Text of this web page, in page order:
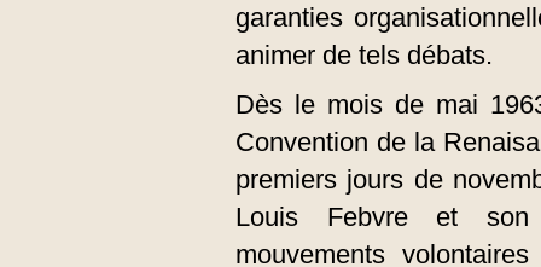
garanties
animer de tels débats.
Dès le mois de mai
Convention de la
premiers jours de
Louis Febvre et son
mouvements